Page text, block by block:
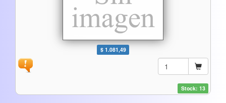
$ 1.081,49
Stock: 13